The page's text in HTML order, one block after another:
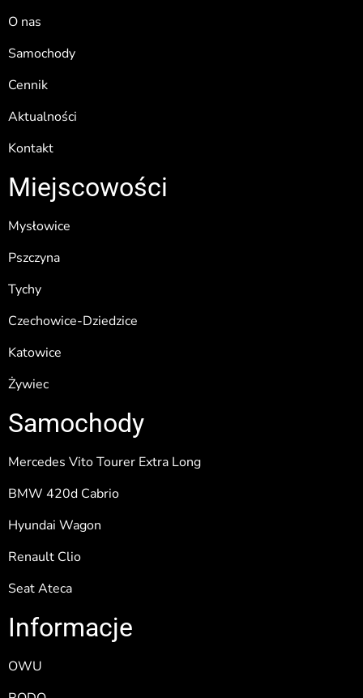
O nas
Samochody
Cennik
Aktualności
Kontakt
Miejscowości
Mysłowice
Pszczyna
Tychy
Czechowice-Dziedzice
Katowice
Żywiec
Samochody
Mercedes Vito Tourer Extra Long
BMW 420d Cabrio
Hyundai Wagon
Renault Clio
Seat Ateca
Informacje
OWU